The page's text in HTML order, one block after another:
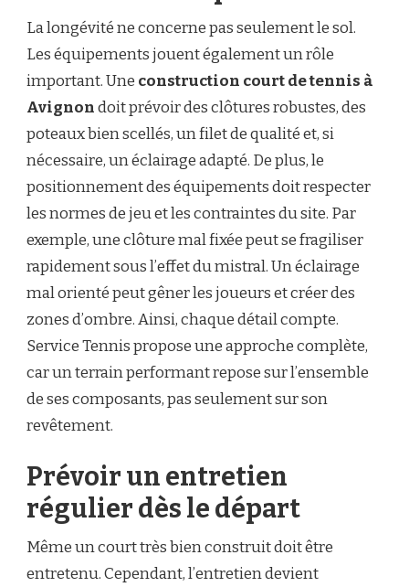
La longévité ne concerne pas seulement le sol.
Les équipements jouent également un rôle
important. Une construction court de tennis à
Avignondoit prévoir des clôtures robustes, des
poteaux bien scellés, un filet de qualité et, si
nécessaire, un éclairage adapté. De plus, le
positionnement des équipements doit respecter
les normes de jeu et les contraintes du site. Par
exemple, une clôture mal fixée peut se fragiliser
rapidement sous l’effet du mistral. Un éclairage
mal orienté peut gêner les joueurs et créer des
zones d’ombre. Ainsi, chaque détail compte.
Service Tennis propose une approche complète,
car un terrain performant repose sur l’ensemble
de ses composants, pas seulement sur son
revêtement.
Prévoir un entretien
régulier dès le départ
Même un court très bien construit doit être
entretenu. Cependant, l’entretien devient